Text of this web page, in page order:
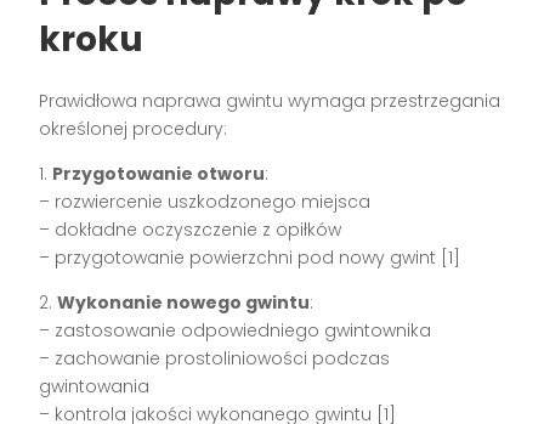
kroku
Prawidłowa naprawa gwintu wymaga przestrzegania
określonej procedury:
1. Przygotowanie otworu:
– rozwiercenie uszkodzonego miejsca
– dokładne oczyszczenie z opiłków
– przygotowanie powierzchni pod nowy gwint [1]
2.Wykonanie nowego gwintu:
– zastosowanie odpowiedniego gwintownika
– zachowanie prostoliniowości podczas
gwintowania
– kontrola jakości wykonanego gwintu [1]